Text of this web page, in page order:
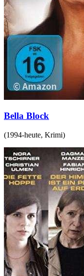
Bella Block
(1994-heute, Krimi)